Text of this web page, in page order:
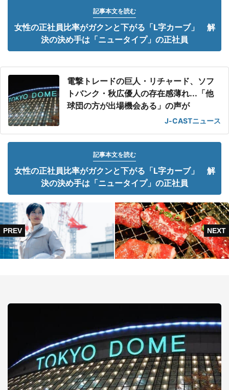
記事本文を読む
女性の正社員比率がガクンと下がる「L字カーブ」 解
決の決め手は「ニュータイプ」の正社員
電撃トレードの巨人・リチャード、ソフ
トバンク・秋広優人の存在感薄れ...「他
球団の方が出場機会ある」の声が
J-CASTニュース
記事本文を読む
女性の正社員比率がガクンと下がる「L字カーブ」 解
決の決め手は「ニュータイプ」の正社員